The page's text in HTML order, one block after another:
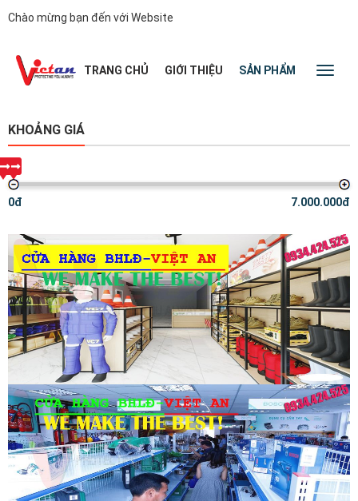
Chào mừng bạn đến với Website
TRANG CHỦ GIỚI THIỆU SẢN PHẨM TIN TỨC
KHOẢNG GIÁ
0đ 7.000.000đ